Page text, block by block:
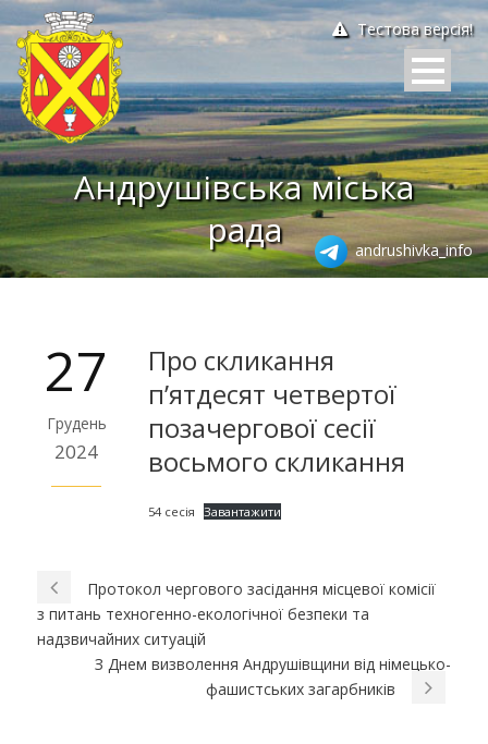
Тестова версія!
Андрушівська міська
рада
andrushivka_info
27
Грудень
2024
Про скликання
п’ятдесят четвертої
позачергової сесії
восьмого скликання
54 сесія Завантажити
Протокол чергового засідання місцевої комісії
з питань техногенно-екологічної безпеки та
надзвичайних ситуацій
З Днем визволення Андрушівщини від німецько-
фашистських загарбників